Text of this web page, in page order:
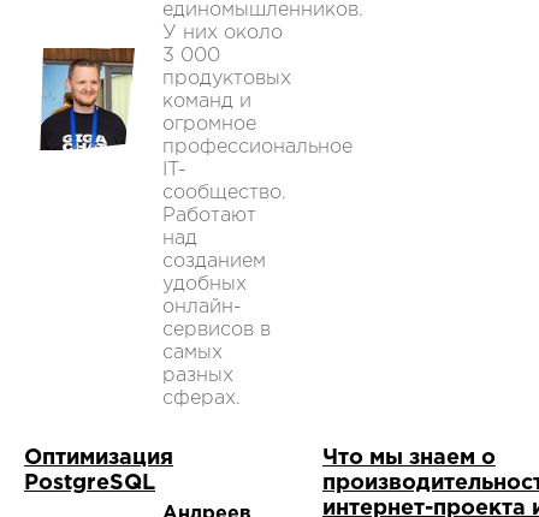
единомышленников.
У них около
3 000
продуктовых
команд и
огромное
профессиональное
IT-
сообщество.
Работают
над
созданием
удобных
онлайн-
сервисов в
самых
разных
сферах.
Оптимизация
PostgreSQL
Что мы знаем о
интернет-проекта